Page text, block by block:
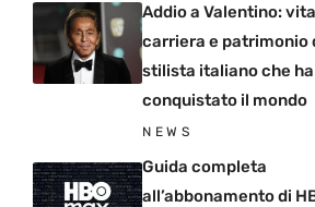
Addio a Valentino:
carriera e patrimonio
stilista italiano che ha
conquistato il mondo
NEWS
Guida completa
all’abbonamento di